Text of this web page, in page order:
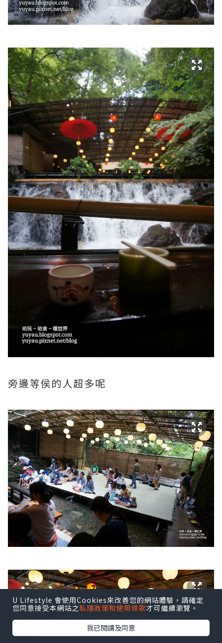
旁邊等侯的人超多呢
U Lifestyle 會使用Cookies來改善您的網站體驗，請確定
您同意接受本網站之私隱政策和使用條款才可繼續瀏覽。
我已閱讀及同意